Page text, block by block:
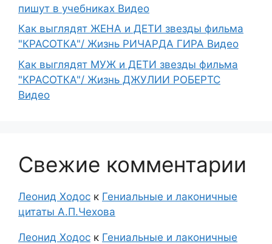
пишут в учебниках Видео
Как выглядят ЖЕНА и ДЕТИ звезды фильма
"КРАСОТКА"/ Жизнь РИЧАРДА ГИРА Видео
Как выглядят МУЖ и ДЕТИ звезды фильма
"КРАСОТКА"/ Жизнь ДЖУЛИИ РОБЕРТС
Видео
Свежие комментарии
Леонид Ходос к Гениальные и лаконичные
цитаты А.П.Чехова
Леонид Ходос к Гениальные и лаконичные